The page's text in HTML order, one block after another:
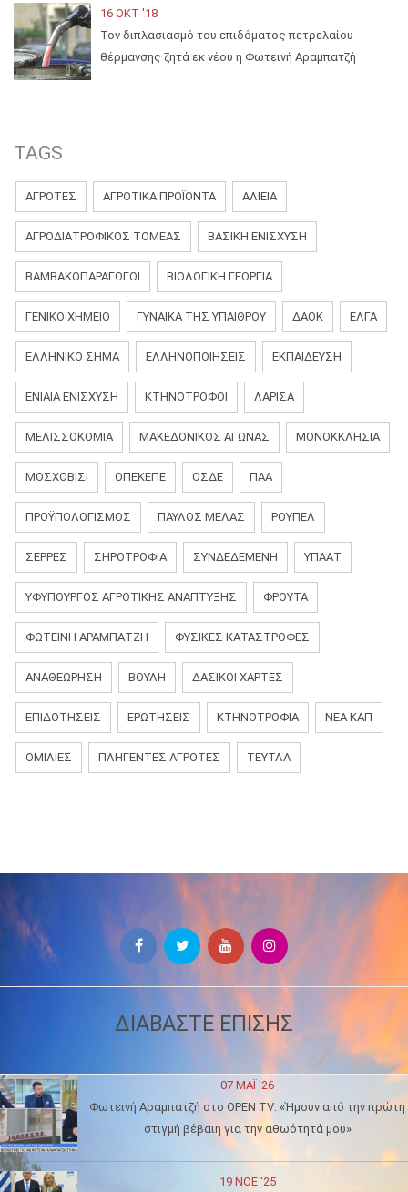
16 ΟΚΤ '18
Τον διπλασιασμό του επιδόματος πετρελαίου
θέρμανσης ζητά εκ νέου η Φωτεινή Αραμπατζή
TAGS
ΑΓΡΟΤΕΣ ΑΓΡΟΤΙΚΑ ΠΡΟΪΟΝΤΑ ΑΛΙΕΙΑ
ΑΓΡΟΔΙΑΤΡΟΦΙΚΌΣ ΤΟΜΈΑΣ ΒΑΣΙΚΗ ΕΝΙΣΧΥΣΗ
ΒΑΜΒΑΚΟΠΑΡΑΓΩΓΟΊ ΒΙΟΛΟΓΙΚΉ ΓΕΩΡΓΊΑ
ΓΕΝΙΚΌ ΧΗΜΕΊΟ ΓΥΝΑΊΚΑ ΤΗΣ ΥΠΑΊΘΡΟΥ ΔΑΟΚ ΕΛΓΑ
ΕΛΛΗΝΙΚΟ ΣΗΜΑ ΕΛΛΗΝΟΠΟΙΗΣΕΙΣ ΕΚΠΑΊΔΕΥΣΗ
ΕΝΙΑΊΑ ΕΝΊΣΧΥΣΗ ΚΤΗΝΟΤΡΟΦΟΙ ΛΆΡΙΣΑ
ΜΕΛΙΣΣΟΚΟΜΙΑ ΜΑΚΕΔΟΝΙΚΌΣ ΑΓΏΝΑΣ ΜΟΝΟΚΚΛΗΣΙΆ
ΜΟΣΧΟΒΙΣΊ ΟΠΕΚΕΠΕ ΟΣΔΕ ΠΑΑ
ΠΡΟΫΠΟΛΟΓΙΣΜΟΣ ΠΑΎΛΟΣ ΜΕΛΆΣ ΡΟΎΠΕΛ
ΣΕΡΡΕΣ ΣΗΡΟΤΡΟΦΙΑ ΣΥΝΔΕΔΕΜΕΝΗ ΥΠΑΑΤ
ΥΦΥΠΟΥΡΓΟΣ ΑΓΡΟΤΙΚΗΣ ΑΝΑΠΤΥΞΗΣ ΦΡΟΥΤΑ
ΦΩΤΕΙΝΗ ΑΡΑΜΠΑΤΖΗ ΦΥΣΙΚΈΣ ΚΑΤΑΣΤΡΟΦΈΣ
ΑΝΑΘΕΏΡΗΣΗ ΒΟΥΛΉ ΔΑΣΙΚΟΊ ΧΆΡΤΕΣ
ΕΠΙΔΟΤΉΣΕΙΣ ΕΡΩΤΉΣΕΙΣ ΚΤΗΝΟΤΡΟΦΊΑ ΝΈΑ ΚΑΠ
ΟΜΙΛΊΕΣ ΠΛΗΓΈΝΤΕΣ ΑΓΡΌΤΕΣ ΤΕΎΤΛΑ
ΔΙΑΒΑΣΤΕ ΕΠΙΣΗΣ
07 ΜΑΪ́ '26
Φωτεινή Αραμπατζή στο OPEN TV: «Ήμουν από την πρώτη
στιγμή βέβαιη για την αθωότητά μου»
19 ΝΟΈ '25